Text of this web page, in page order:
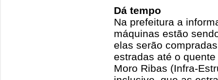
Dá tempo
Na prefeitura a
máquinas estão
elas serão
estradas até o
Moro Ribas (Infra-